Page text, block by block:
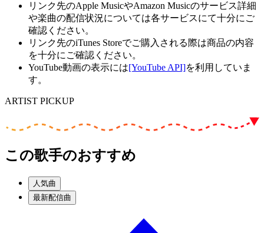
リンク先のApple MusicやAmazon Musicのサービス詳細
や楽曲の配信状況については各サービスにて十分にご
確認ください。
リンク先のiTunes Storeでご購入される際は商品の内容
を十分にご確認ください。
YouTube動画の表示には[YouTube API]を利用していま
す。
ARTIST PICKUP
この歌手のおすすめ
人気曲
最新配信曲